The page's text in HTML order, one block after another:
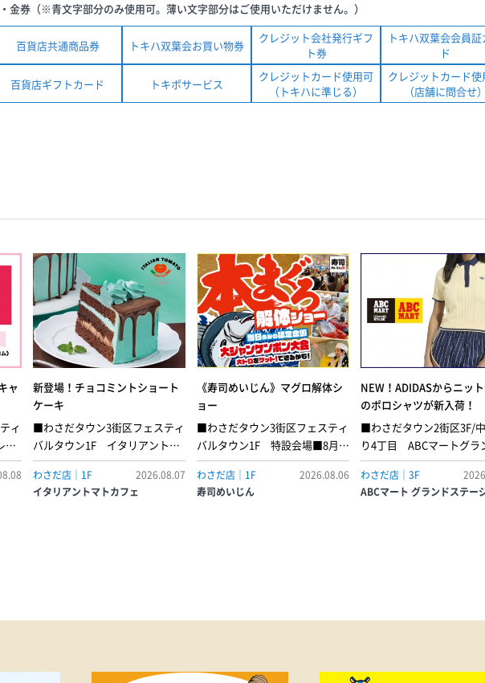
金券（※青文字部分のみ使用可。薄い文字部分はご使用いただけません。）
百貨店共通商品券 トキハ双葉会お買い物券
クレジット会社発行ギフ
ト券
トキハ双葉会会員証
ド
百貨店ギフトカード トキポサービス
クレジットカード使用可
（トキハに準じる）
クレジットカード使
（店舗に問合せ）
ャ
ィ
コ
)期
ー
い
中
新登場！チョコミントショート
ケーキ
■わさだタウン3街区フェスティ
バルタウン1F イタリアントマ
トカフェミントの爽快感とチョ
コの甘さが重なり合う、夏限定
のショートケーキ。ふんわり軽
ース 638円
わさだ店｜1F
2026.08.07
イタリアントマトカフェ
《寿司めいじん》マグロ解体シ
ョー
■わさだタウン3街区フェスティ
バルタウン1F 特設会場■8月9
日(日) 12:00～3街区1階の特設会
場にて、本まぐろ解体ショーを
開催！さばいた“まぐろ”は寿司
中トロ…1貫 280円●捌きたて ま
わさだ店｜1F
2026.08.06
寿司めいじん
NEW！ADIDASからニッ
のポロシャツが新入荷！
■わさだタウン2街区3F/
り4丁目 ABCマートグラ
テージケーブル ニット カ
ャツポロは、ヨーロッパ
ーの伝統と爽やかなアメリ
れたスタイルを演出。ス
で幅広く活躍してくれる
わさだ店｜3F
ABCマート グランドステー